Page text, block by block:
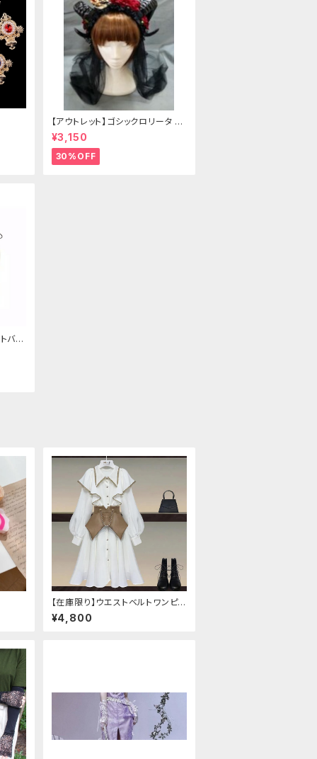
【アウトレット】ゴシックロリータ ゴ
ールドクラウン＆ホーン(ヴェール
付き)
¥3,150
30%OFF
バッ
【在庫限り】ウエストベルトワンピ
ースセットアップ（Mサイズ
¥4,800